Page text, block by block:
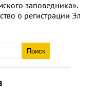
заповедника».
о регистрации Эл